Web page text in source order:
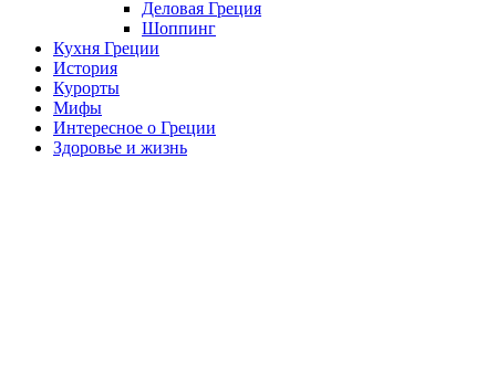
Деловая Греция
Шоппинг
Кухня Греции
История
Курорты
Мифы
Интересное о Греции
Здоровье и жизнь